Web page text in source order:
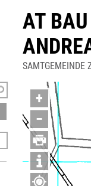
AT BAU
SAMTGEMEINDE
+
−